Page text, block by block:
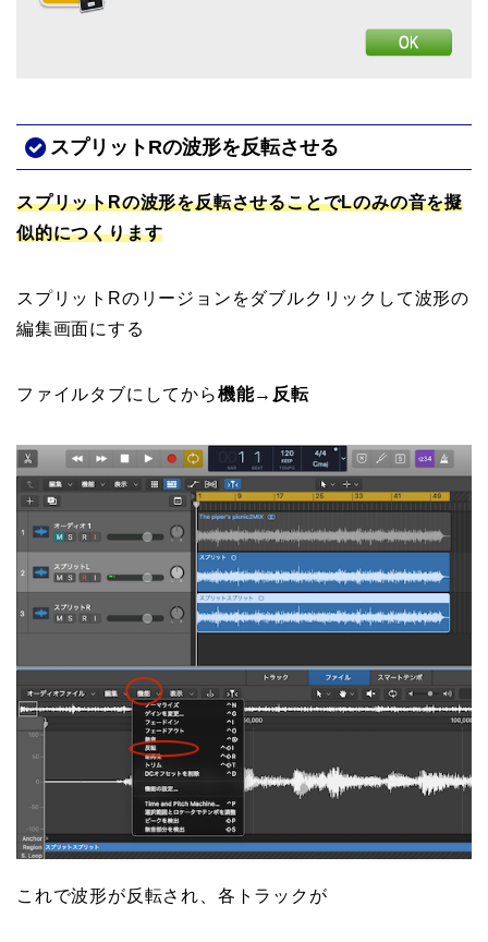
スプリットRの波形を反転させる
スプリットRの波形を反転させることでLのみの音を擬
似的につくります
スプリットRのリージョンをダブルクリックして波形の
編集画面にする
ファイルタブにしてから機能→反転
これで波形が反転され、各トラックが